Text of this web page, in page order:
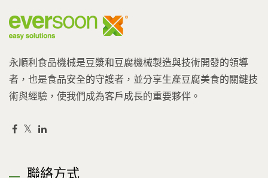
永順利食品機械是豆漿和豆腐機械製造與技術開發的領導
者，也是食品安全的守護者，並分享生產豆腐美食的關鍵技
術與經驗，使我們成為客戶成長的重要夥伴。
聯絡方式